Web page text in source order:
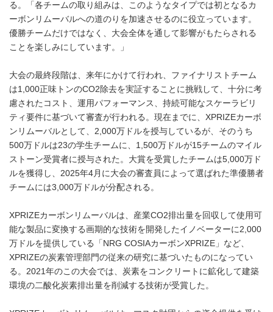
る。「各チームの取り組みは、このようなタイプでは初となるカ
ーボンリムーバルへの道のりを加速させるのに役立っています。
優勝チームだけではなく、大会全体を通して影響がもたらされる
ことを楽しみにしています。」
大会の最終段階は、来年にかけて行われ、ファイナリストチーム
は1,000正味トンのCO2除去を実証することに挑戦して、十分に考
慮されたコスト、運用パフォーマンス、持続可能なスケーラビリ
ティ要件に基づいて審査が行われる。現在までに、XPRIZEカーボ
ンリムーバルとして、2,000万ドルを授与しているが、そのうち
500万ドルは23の学生チームに、1,500万ドルが15チームのマイル
ストーン受賞者に授与された。大賞を受賞したチームは5,000万ド
ルを獲得し、2025年4月に大会の審査員によって選ばれた準優勝者
チームには3,000万ドルが分配される。
XPRIZEカーボンリムーバルは、産業CO2排出量を回収して使用可
能な製品に変換する画期的な技術を開発したイノベーターに2,000
万ドルを提供している「NRG COSIAカーボンXPRIZE」など、
XPRIZEの炭素管理部門の従来の研究に基づいたものになってい
る。2021年のこの大会では、炭素をコンクリートに鉱化して建築
環境の二酸化炭素排出量を削減する技術が受賞した。